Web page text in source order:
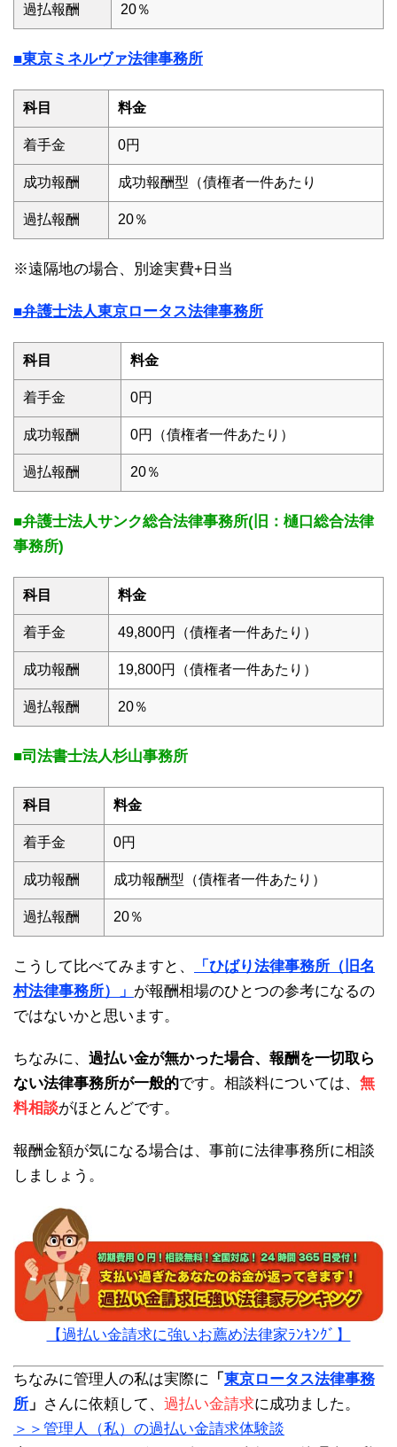
過払報酬 20％
■東京ミネルヴァ法律事務所
科目 料金
着手金 0円
成功報酬 成功報酬型（債権者一件あたり
過払報酬 20％
※遠隔地の場合、別途実費+日当
■弁護士法人東京ロータス法律事務所
科目 料金
着手金 0円
成功報酬 0円（債権者一件あたり）
過払報酬 20％
■弁護士法人サンク総合法律事務所(旧：樋口総合法律
事務所)
科目 料金
着手金 49,800円（債権者一件あたり）
成功報酬 19,800円（債権者一件あたり）
過払報酬 20％
■司法書士法人杉山事務所
科目 料金
着手金 0円
成功報酬 成功報酬型（債権者一件あたり）
過払報酬 20％
こうして比べてみますと、
「ひばり法律事務所（旧名
村法律事務所）」 が報酬相場のひとつの参考になるの
ではないかと思います。
ちなみに、 過払い金が無かった場合、報酬を一切取ら
ない法律事務所が一般的です。相談料については、 無
料相談がほとんどです。
報酬金額が気になる場合は、事前に法律事務所に相談
しましょう。
【過払い金請求に強いお薦め法律家ﾗﾝｷﾝｸﾞ】
ちなみに管理人の私は実際に 「 東京ロータス法律事務
所 」 さんに依頼して、 過払い金請求に成功ました。
＞＞管理人（私）の過払い金請求体験談